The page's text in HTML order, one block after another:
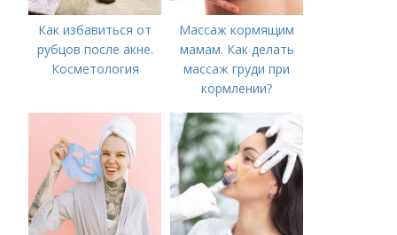
Как избавиться от
рубцов после акне.
Косметология
Массаж кормящим
мамам. Как делать
массаж груди при
кормлении?